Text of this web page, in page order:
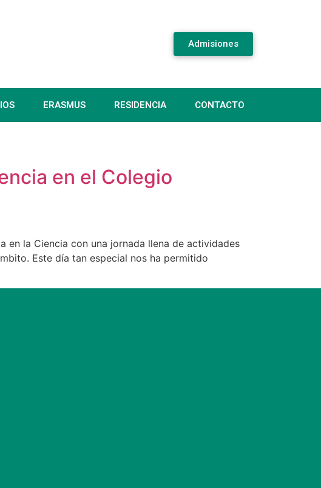
Admisiones
ERASMUS RESIDENCIA CONTACTO
en el Colegio
en la Ciencia con una jornada llena de actividades
Este día tan especial nos ha permitido